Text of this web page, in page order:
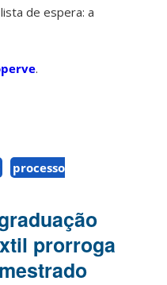
de espera: a
.
processo
prorroga